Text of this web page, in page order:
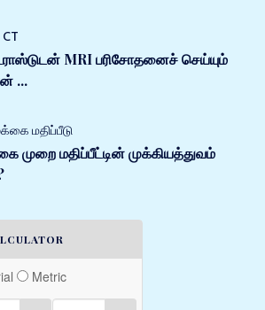
CT
MRI பரிசோதனைச் செய்யும்
...
மதிப்பீடு
முறை மதிப்பீட்டின் முக்கியத்துவம்
Metric